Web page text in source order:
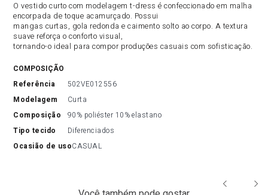
O vestido curto com modelagem t-dress é confeccionado em malha
encorpada de toque acamurçado. Possui
mangas curtas, gola redonda e caimento solto ao corpo. A textura
suave reforça o conforto visual,
tornando-o ideal para compor produções casuais com sofisticação.
COMPOSIÇÃO
referência
502VE012556
modelagem
Curta
composição
90% poliéster 10% elastano
tipo tecido
Diferenciados
ocasião de usoCASUAL